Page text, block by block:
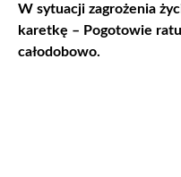
W sytuacji zagrożenia
karetkę – Pogotowie
całodobowo.